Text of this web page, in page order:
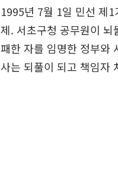
1995년 7월 1일 민선 제
제. 서초구청 공무원이
패한 자를 임명한 정부와
사는 되풀이 되고 책임자